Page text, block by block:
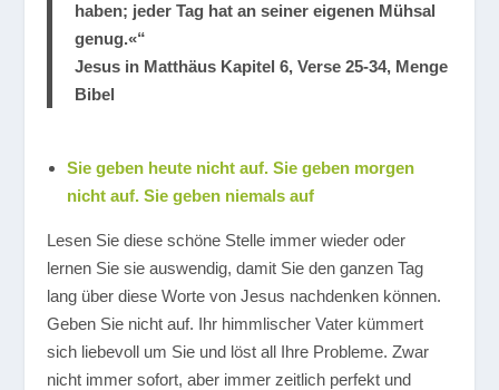
haben; jeder Tag hat an seiner eigenen Mühsal
genug.«“
Jesus in Matthäus Kapitel 6, Verse 25-34, Menge
Bibel
Sie geben heute nicht auf. Sie geben morgen
nicht auf. Sie geben niemals auf
Lesen Sie diese schöne Stelle immer wieder oder
lernen Sie sie auswendig, damit Sie den ganzen Tag
lang über diese Worte von Jesus nachdenken können.
Geben Sie nicht auf. Ihr himmlischer Vater kümmert
sich liebevoll um Sie und löst all Ihre Probleme. Zwar
nicht immer sofort, aber immer zeitlich perfekt und